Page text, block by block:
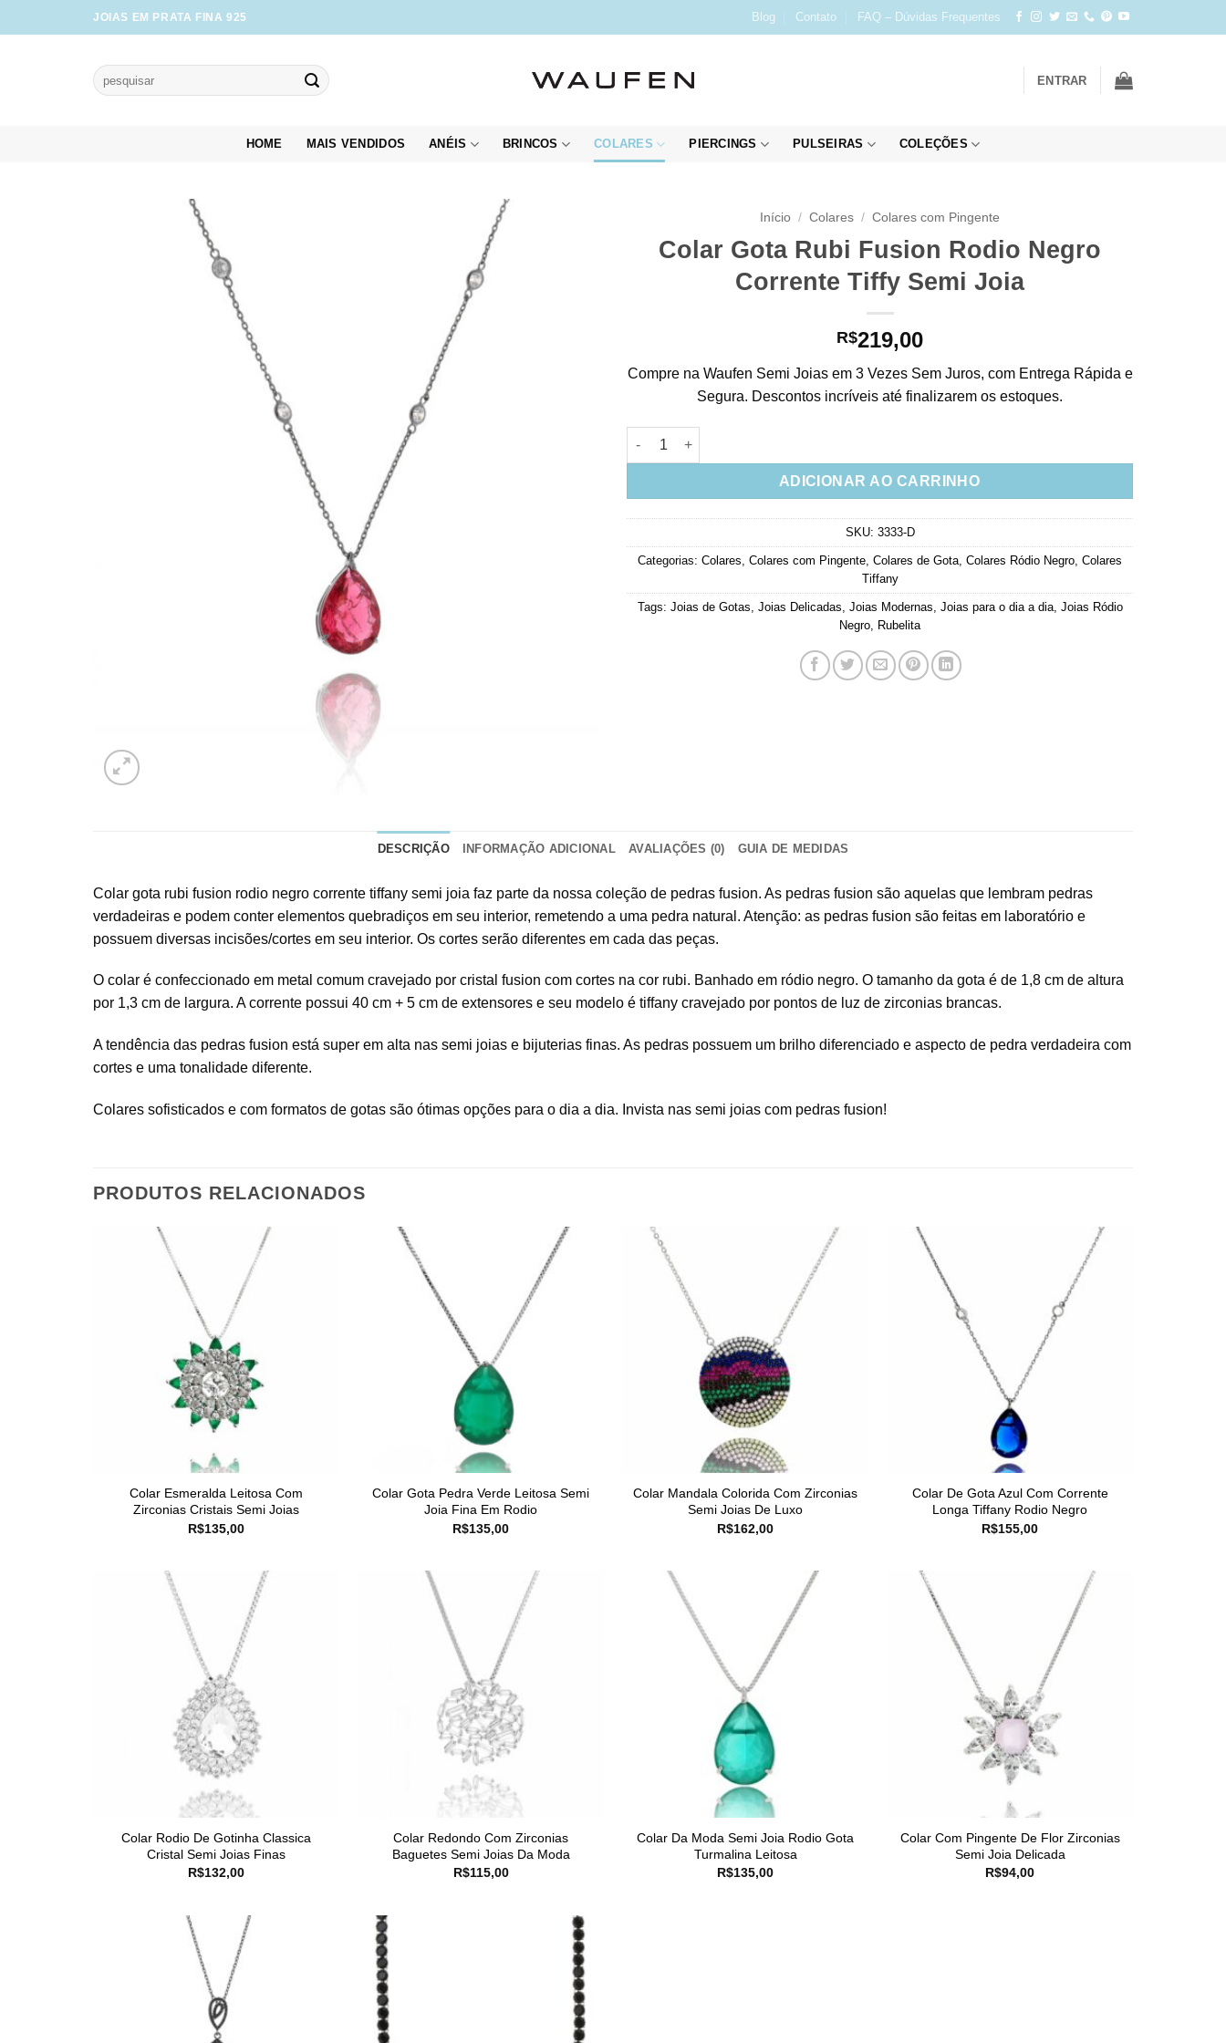
to
JOIAS EM PRATA FINA 925 Blog Contato FAQ – Dúvidas Frequentes
Pesquisar
por:
ENTRAR
HOME MAIS VENDIDOS ANÉIS BRINCOS COLARES PIERCINGS PULSEIRAS COLEÇÕES
Início / Colares / Colares com Pingente
Colar Gota Rubi Fusion Rodio Negro
Corrente Tiffy Semi Joia
R$219,00
Compre na Waufen Semi Joias em 3 Vezes Sem Juros, com Entrega Rápida e
Segura. Descontos incríveis até finalizarem os estoques.
Colar Gota Rubi Fusion Rodio Negro Corrente Tiffy Semi Joia quantidade
ADICIONAR AO CARRINHO
SKU: 3333-D
Categorias: Colares Colares com Pingente Colares de Gota Colares Ródio Negro Colares
Tiffany
Tags: Joias de Gotas Joias Delicadas Joias Modernas Joias para o dia a dia, Joias Ródio
Negro Rubelita
DESCRIÇÃO INFORMAÇÃO ADICIONAL AVALIAÇÕES (0) GUIA DE MEDIDAS
Colar gota rubi fusion rodio negro corrente tiffany semi joia faz parte da nossa coleção de pedras fusion. As pedras fusion são aquelas que lembram pedras
verdadeiras e podem conter elementos quebradiços em seu interior, remetendo a uma pedra natural. Atenção: as pedras fusion são feitas em laboratório e
possuem diversas incisões/cortes em seu interior. Os cortes serão diferentes em cada das peças.
O colar é confeccionado em metal comum cravejado por cristal fusion com cortes na cor rubi. Banhado em ródio negro. O tamanho da gota é de 1,8 cm de altura
por 1,3 cm de largura. A corrente possui 40 cm + 5 cm de extensores e seu modelo é tiffany cravejado por pontos de luz de zirconias brancas.
A tendência das pedras fusion está super em alta nas semi joias e bijuterias finas. As pedras possuem um brilho diferenciado e aspecto de pedra verdadeira com
cortes e uma tonalidade diferente.
Colares sofisticados e com formatos de gotas são ótimas opções para o dia a dia. Invista nas semi joias com pedras fusion!
PRODUTOS RELACIONADOS
Colar Esmeralda Leitosa Com
Zirconias Cristais Semi Joias
R$135,00
Colar Gota Pedra Verde Leitosa Semi
Joia Fina Em Rodio
R$135,00
Colar Mandala Colorida Com Zirconias
Semi Joias De Luxo
R$162,00
Colar De Gota Azul Com Corrente
Longa Tiffany Rodio Negro
R$155,00
Colar Rodio De Gotinha Classica
Cristal Semi Joias Finas
R$132,00
Colar Redondo Com Zirconias
Baguetes Semi Joias Da Moda
R$115,00
Colar Da Moda Semi Joia Rodio Gota
Turmalina Leitosa
R$135,00
Colar Com Pingente De Flor Zirconias
Semi Joia Delicada
R$94,00